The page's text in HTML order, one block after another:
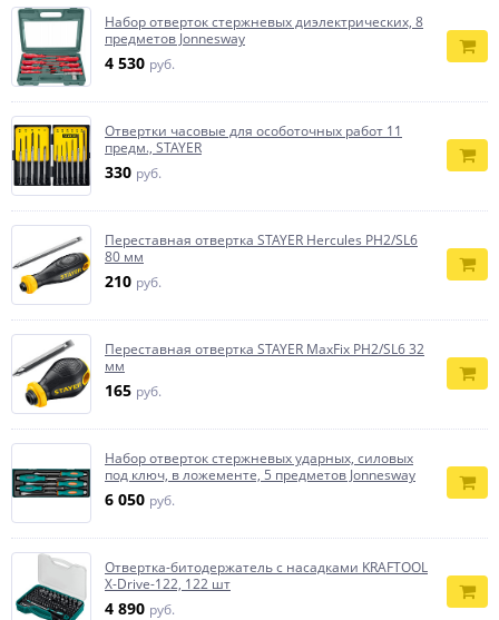
Набор отверток стержневых диэлектрических, 8
предметов Jonnesway
4 530 руб.
Отвертки часовые для особоточных работ 11
предм., STAYER
330 руб.
Переставная отвертка STAYER Hercules PH2/SL6
80 мм
210 руб.
Переставная отвертка STAYER MaxFix PH2/SL6 32
мм
165 руб.
Набор отверток стержневых ударных, силовых
под ключ, в ложементе, 5 предметов Jonnesway
6 050 руб.
Отвертка-битодержатель с насадками KRAFTOOL
X-Drive-122, 122 шт
4 890 руб.